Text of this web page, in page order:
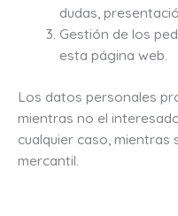
dudas,
Gestión de los
esta página web.
Los datos personales
mientras no el
cualquier caso, mientras
mercantil.